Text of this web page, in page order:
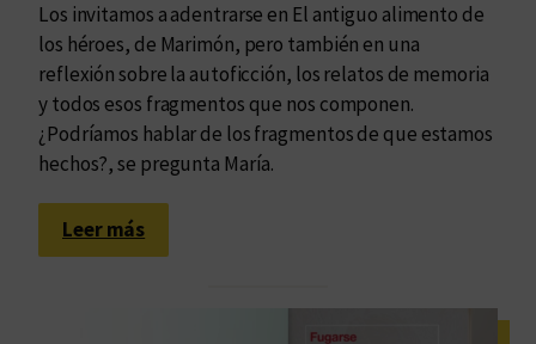
Los invitamos a adentrarse en El antiguo alimento de
los héroes, de Marimón, pero también en una
reflexión sobre la autoficción, los relatos de memoria
y todos esos fragmentos que nos componen.
¿Podríamos hablar de los fragmentos de que estamos
hechos?, se pregunta María.
Leer más:
L